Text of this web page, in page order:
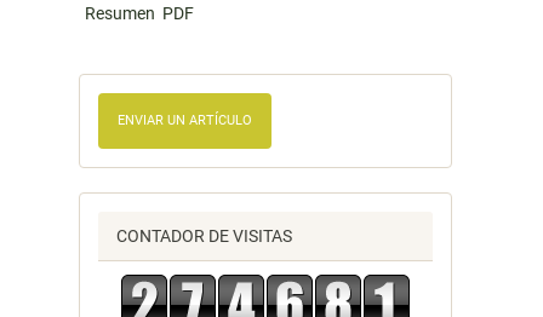
Resumen PDF
ENVIAR UN ARTÍCULO
CONTADOR DE VISITAS